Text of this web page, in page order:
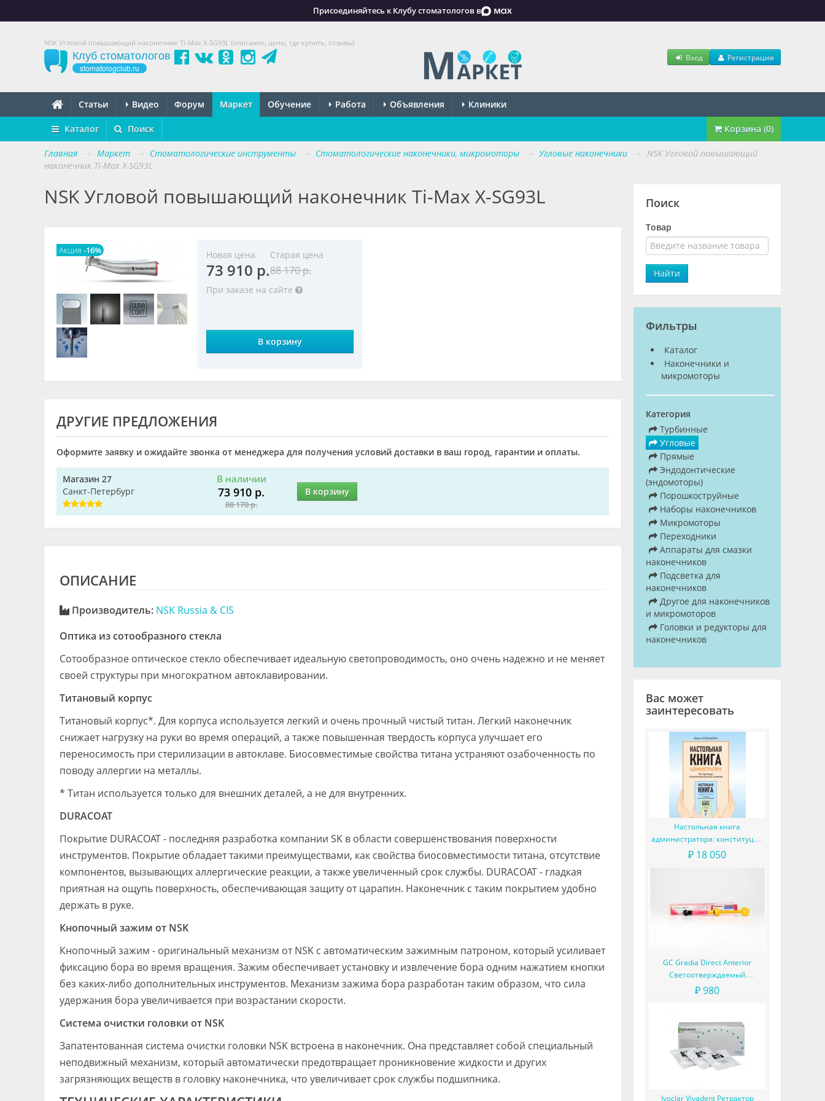
Присоединяйтесь к Клубу стоматологов в
NSK Угловой повышающий наконечник Ti-Max X-SG93L (описание, цены, где купить, отзывы)
Клуб стоматологов
stomatologclub.ru
Вход Регистрация
Статьи Видео Форум Маркет Обучение Работа Объявления Клиники
Каталог Поиск Корзина (0)
Главная → Маркет → Стоматологические инструменты → Стоматологические наконечники, микромоторы → Угловые наконечники →
NSK Угловой повышающий
наконечник Ti-Max X-SG93L
NSK Угловой повышающий наконечник Ti-Max X-SG93L
Акция -16% Новая цена
73 910 р.
Старая цена
88 170 р.
При заказе на сайте
В корзину
ДРУГИЕ ПРЕДЛОЖЕНИЯ
Оформите заявку и ожидайте звонка от менеджера для получения условий доставки в ваш город, гарантии и оплаты.
Магазин 27
Санкт-Петербург
В наличии
73 910 р.
88 170 р.
В корзину
ОПИСАНИЕ
Производитель: NSK Russia & CIS
Оптика из сотообразного стекла
Сотообразное оптическое стекло обеспечивает идеальную светопроводимость, оно очень надежно и не меняет
своей структуры при многократном автоклавировании.
Титановый корпус
Титановый корпус*. Для корпуса используется легкий и очень прочный чистый титан. Легкий наконечник
снижает нагрузку на руки во время операций, а также повышенная твердость корпуса улучшает его
переносимость при стерилизации в автоклаве. Биосовместимые свойства титана устраняют озабоченность по
поводу аллергии на металлы.
* Титан используется только для внешних деталей, а не для внутренних.
DURACOAT
Покрытие DURACOAT - последняя разработка компании SK в области совершенствования поверхности
инструментов. Покрытие обладает такими преимуществами, как свойства биосовместимости титана, отсутствие
компонентов, вызывающих аллергические реакции, а также увеличенный срок службы. DURACOAT - гладкая
приятная на ощупь поверхность, обеспечивающая защиту от царапин. Наконечник с таким покрытием удобно
держать в руке.
Кнопочный зажим от NSK
Кнопочный зажим - оригинальный механизм от NSK с автоматическим зажимным патроном, который усиливает
фиксацию бора во время вращения. Зажим обеспечивает установку и извлечение бора одним нажатием кнопки
без каких-либо дополнительных инструментов. Механизм зажима бора разработан таким образом, что сила
удержания бора увеличивается при возрастании скорости.
Система очистки головки от NSK
Запатентованная система очистки головки NSK встроена в наконечник. Она представляет собой специальный
неподвижный механизм, который автоматически предотвращает проникновение жидкости и других
загрязняющих веществ в головку наконечника, что увеличивает срок службы подшипника.
Поиск
Товар
Найти
Фильтры
Каталог
Наконечники и
микромоторы
Категория
Турбинные
Угловые
Прямые
Эндодонтические
(эндомоторы)
Порошкоструйные
Наборы наконечников
Микромоторы
Переходники
Аппараты для смазки
наконечников
Подсветка для
наконечников
Другое для наконечников
и микромоторов
Головки и редукторы для
наконечников
Вас может
заинтересовать
Настольная книга
администратора: конституция
вашего ресепшена
₽ 18 050
GC Gradia Direct Anterior
Светоотверждаемый
микрофильный гибридный
₽ 980
Ivoclar Vivadent Ретрактор